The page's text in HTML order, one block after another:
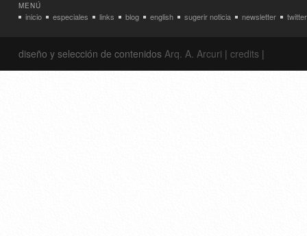
MENÚ
inicio especiales links blog english sugerir noticia newsletter twitter
diseño y selección de contenidos Arq. A. Arcuri | credits |